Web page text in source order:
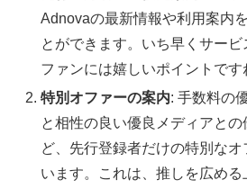
Adnovaの最新情報や利用案内
とができます。いち早くサー
ファンには嬉しいポイントです
特別オファーの案内: 手数料の
と相性の良い優良メディアと
ど、先行登録者だけの特別な
います。これは、推しを広め